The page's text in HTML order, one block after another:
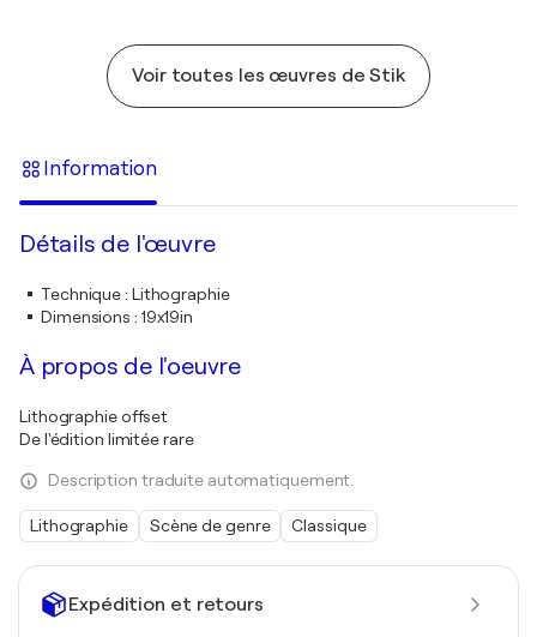
Expédition et retours
Voir toutes les œuvres de Stik
Information
Détails de l'œuvre
Technique: Lithographie
Dimensions : 19x19in
À propos de l'oeuvre
Lithographie offset
De l'édition limitée rare
Description traduite automatiquement.
Lithographie Scène de genre Classique